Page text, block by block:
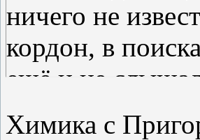
ничего не
кордон, в
ещё и не
Химика с